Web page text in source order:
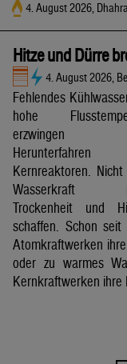
4. August 2026,
Hitze und Dürre
4. August 2026,
Fehlendes
hohe
erzwingen
Kernreaktoren.
Wasserkraft
Trockenheit und
schaffen. Schon
Atomkraftwerken
oder zu warmes
Kernkraftwerken